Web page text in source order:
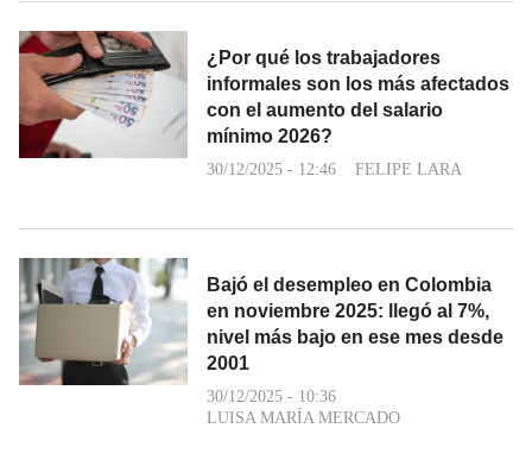
¿Por qué los trabajadores
informales son los más afectados
con el aumento del salario
mínimo 2026?
30/12/2025 - 12:46 FELIPE LARA
Bajó el desempleo en Colombia
en noviembre 2025: llegó al 7%,
nivel más bajo en ese mes desde
2001
30/12/2025 - 10:36
LUISA MARÍA MERCADO